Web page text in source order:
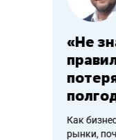
«Не
Как
рынки,